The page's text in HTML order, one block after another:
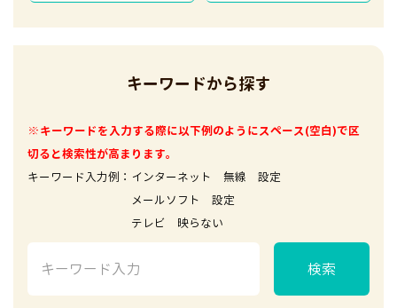
キーワードから探す
※キーワードを入力する際に以下例のようにスペース(空白)で区
切ると検索性が高まります。
キーワード入力例：インターネット 無線 設定
メールソフト 設定
テレビ 映らない
検索